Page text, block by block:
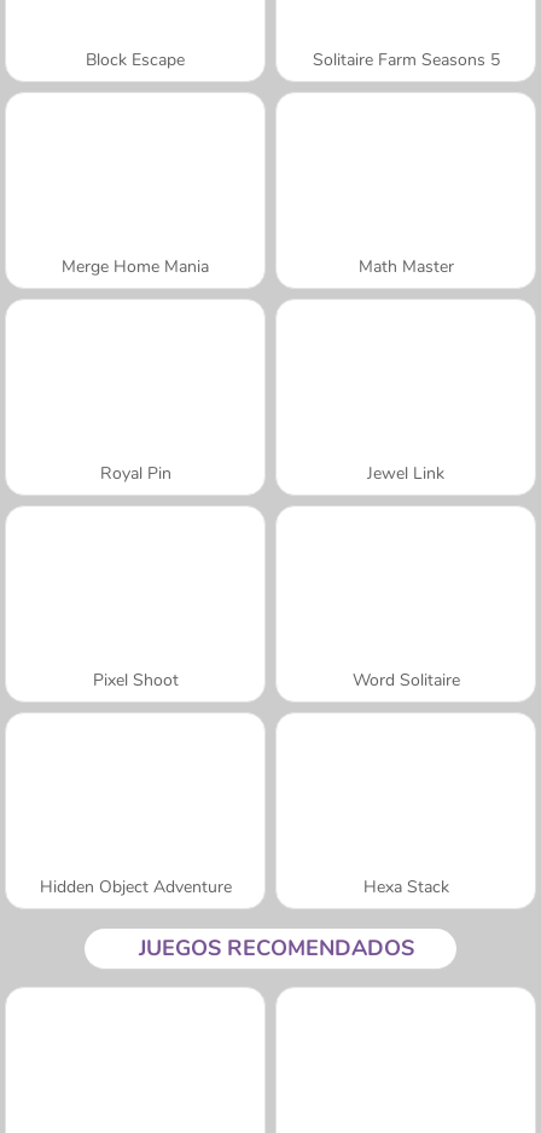
Block Escape Solitaire Farm Seasons 5
Merge Home Mania Math Master
Royal Pin Jewel Link
Pixel Shoot Word Solitaire
Hidden Object Adventure Hexa Stack
JUEGOS RECOMENDADOS